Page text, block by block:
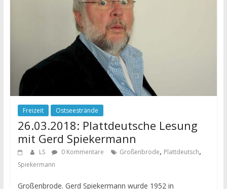
Freizeit Ostseestrände
26.03.2018: Plattdeutsche Lesung
mit Gerd Spiekermann
LS 0 Kommentare Großenbrode, Plattdeutsch,
Spiekermann
Großenbrode. Gerd Spiekermann wurde 1952 in